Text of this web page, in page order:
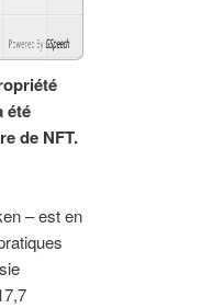
ByGSpeech
été
de NFT.
– est en